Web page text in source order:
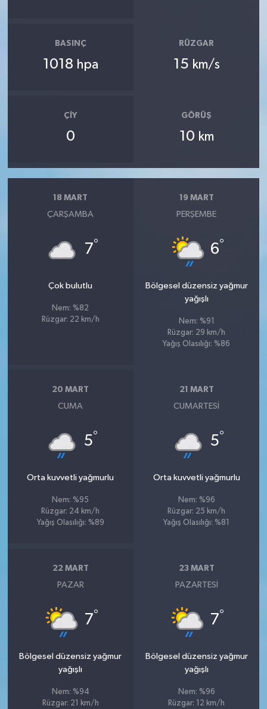
BASINÇ
1018 hpa
RÜZGAR
15 km/s
ÇIY
0
GÖRÜŞ
10 km
18 MART
ÇARŞAMBA
7°
Çok bulutlu
Nem: %82
Rüzgar: 22 km/h
19 MART
PERŞEMBE
6°
Bölgesel düzensiz yağmur
yağışlı
Nem: %91
Rüzgar: 29 km/h
Yağış Olasılığı: %86
20 MART
CUMA
5°
Orta kuvvetli yağmurlu
Nem: %95
Rüzgar: 24 km/h
Yağış Olasılığı: %89
21 MART
CUMARTESI
5°
Orta kuvvetli yağmurlu
Nem: %96
Rüzgar: 25 km/h
Yağış Olasılığı: %81
22 MART
PAZAR
7°
Bölgesel düzensiz yağmur
yağışlı
Nem: %94
Rüzgar: 21 km/h
23 MART
PAZARTESI
7°
Bölgesel düzensiz yağmur
yağışlı
Nem: %96
Rüzgar: 12 km/h